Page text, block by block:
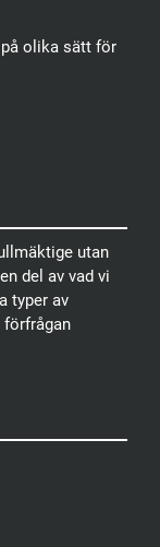
olika sätt för
utan
del av vad vi
typer av
förfrågan